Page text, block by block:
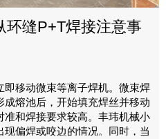
环缝P+T焊接注意事
移动微束等离子焊机。微束焊
熔池后，开始填充焊丝并移动
和焊接要求较高。丰玮机械小
偏焊或咬边的情况。同时，当